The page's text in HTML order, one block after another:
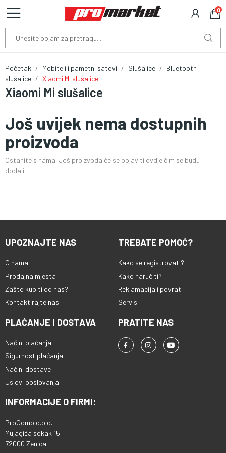
0
Xiaomi Mi slušalice
Početak Mobiteli i pametni satovi Slušalice
Bluetooth
slušalice
Xiaomi Mi slušalice
Još uvijek nema dostupnih
proizvoda
Ostanite s nama! Još proizvoda će se pojaviti ovdje čim se budu
dodali.
UPOZNAJTE NAS
O nama
Prodajna mjesta
Zašto kupiti od nas?
Kontaktirajte nas
TREBATE POMOĆ?
Kako se registrovati?
Kako naručiti?
Reklamacija i povrati
Servis
PLAĆANJE I DOSTAVA
Načini plaćanja
Sigurnost plaćanja
Načini dostave
Uslovi poslovanja
PRATITE NAS
INFORMACIJE O FIRMI:
ProComp d.o.o.
Mujagića sokak 15
72000 Zenica